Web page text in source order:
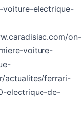
voiture-electrique-
on-
voiture-
actualites/ferrari-
electrique-de-